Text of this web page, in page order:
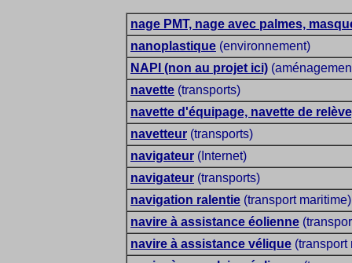
nage PMT, nage avec palmes,
nanoplastique (environnement)
NAPI (non au projet ici)
navette (transports)
navette d'équipage, navette de
navetteur (transports)
navigateur (Internet)
navigateur (transports)
navigation ralentie (transport maritime)
navire à assistance éolienne
navire à assistance vélique (transport